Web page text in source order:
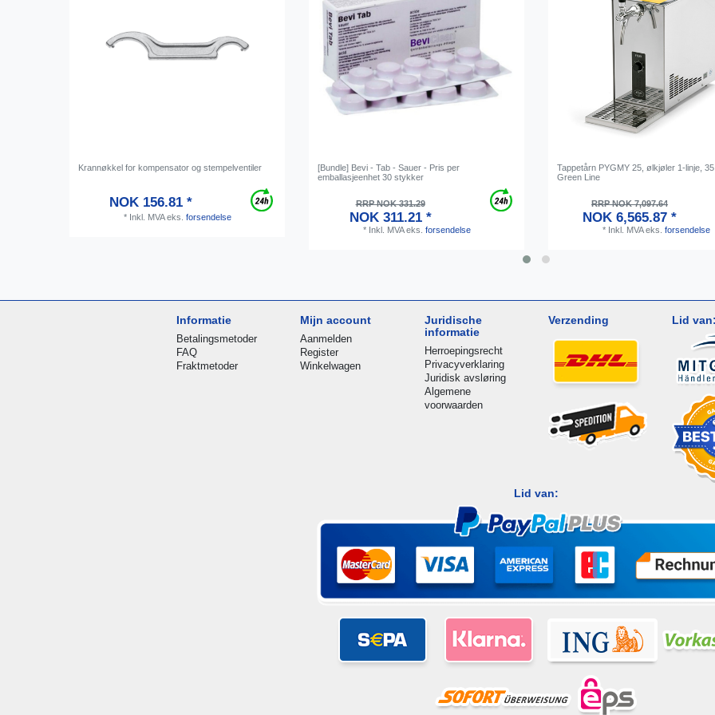
Krannøkkel for kompensator og stempelventiler
NOK 156.81 *
* Inkl. MVAeks. forsendelse
[Bundle] Bevi - Tab - Sauer - Pris per
emballasjeenhet 30 stykker
RRP NOK 331.29
NOK 311.21 *
* Inkl. MVAeks. forsendelse
Tappetårn PYGMY 25, ølkjøler 1-linje, 35
Green Line
RRP NOK 7,097.64
NOK 6,565.87 *
* Inkl. MVAeks. forsendelse
Informatie
Betalingsmetoder
FAQ
Fraktmetoder
Mijn account
Aanmelden
Register
Winkelwagen
Juridische
informatie
Herroepingsrecht
Privacyverklaring
Juridisk avsløring
Algemene
voorwaarden
Verzending Lid van:
Lid van: